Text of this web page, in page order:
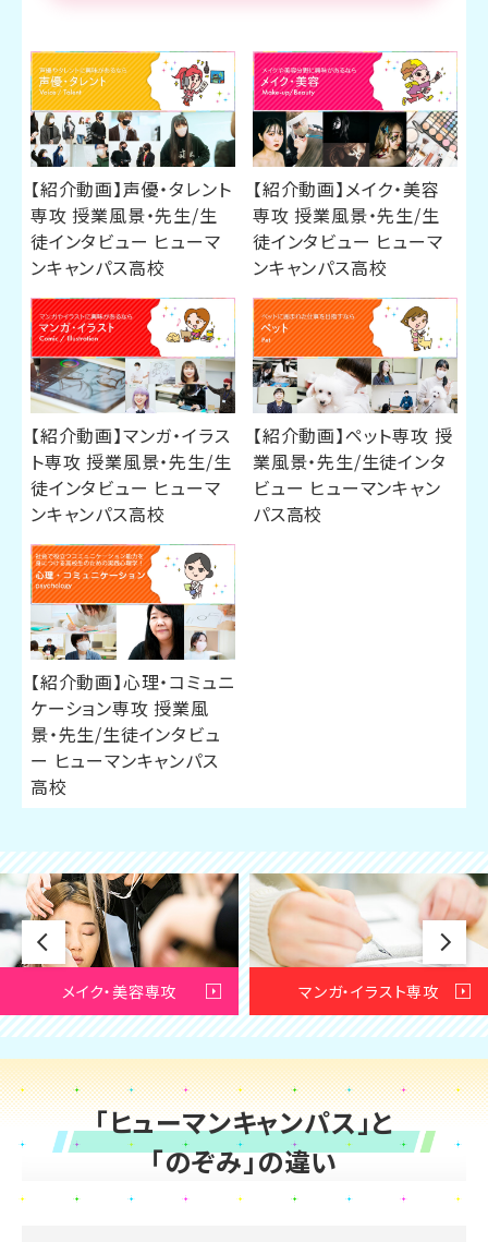
【紹介動画】声優・タレント
専攻 授業風景・先生/生
徒インタビュー ヒューマ
ンキャンパス高校
【紹介動画】メイク・美容
専攻 授業風景・先生/生
徒インタビュー ヒューマ
ンキャンパス高校
【紹介動画】マンガ・イラス
ト専攻 授業風景・先生/生
徒インタビュー ヒューマ
ンキャンパス高校
【紹介動画】ペット専攻 授
業風景・先生/生徒インタ
ビュー ヒューマンキャン
パス高校
【紹介動画】心理・コミュニ
ケーション専攻 授業風
景・先生/生徒インタビュ
ー ヒューマンキャンパス
高校
メイク・美容専攻 マンガ・イラスト専攻
「ヒューマンキャンパス」と
「のぞみ」の違い